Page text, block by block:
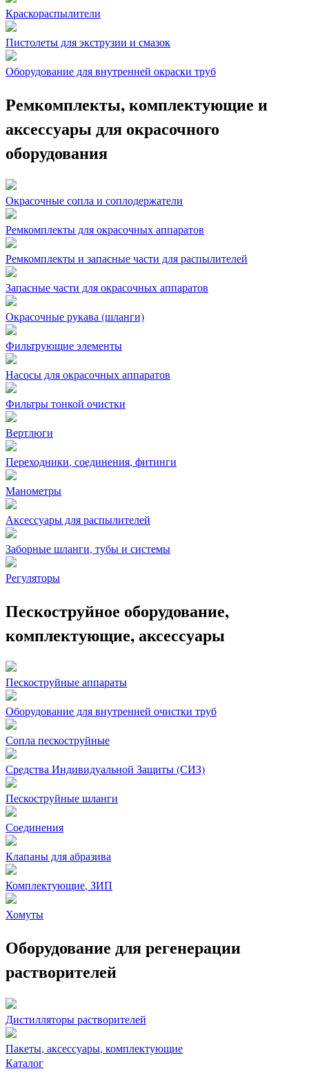
Краскораспылители
Пистолеты для экструзии и смазок
Оборудование для внутренней окраски труб
Ремкомплекты, комплектующие и
аксессуары для окрасочного
оборудования
Окрасочные сопла и соплодержатели
Ремкомплекты для окрасочных аппаратов
Ремкомплекты и запасные части для распылителей
Запасные части для окрасочных аппаратов
Окрасочные рукава (шланги)
Фильтрующие элементы
Насосы для окрасочных аппаратов
Фильтры тонкой очистки
Вертлюги
Переходники, соединения, фитинги
Манометры
Аксессуары для распылителей
Заборные шланги, тубы и системы
Регуляторы
Пескоструйное оборудование,
комплектующие, аксессуары
Пескоструйные аппараты
Оборудование для внутренней очистки труб
Сопла пескоструйные
Средства Индивидуальной Защиты (СИЗ)
Пескоструйные шланги
Соединения
Клапаны для абразива
Комплектующие, ЗИП
Хомуты
Оборудование для регенерации
растворителей
Дистилляторы растворителей
Пакеты, аксессуары, комплектующие
Каталог